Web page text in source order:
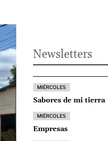
Newsletters
MIÉRCOLES
Sabores de mi tierra
MIÉRCOLES
Empresas